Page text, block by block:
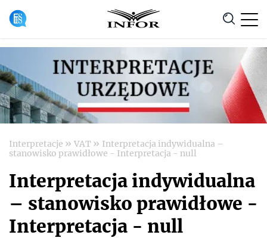
Anuluj
Interpretacje » VAT » Interpretacja indywidualna –
stanowisko prawidłowe - Interpretacja - null
Interpretacja indywidualna
– stanowisko prawidłowe -
Interpretacja - null